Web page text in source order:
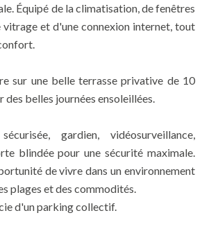
Équipé de la climatisation, de fenêtres
vitrage et d'une connexion internet, tout
sur une belle terrasse privative de 10
belles journées ensoleillées.
gardien, vidéosurveillance,
blindée pour une sécurité maximale.
de vivre dans un environnement
plages et des commodités.
d'un parking collectif.